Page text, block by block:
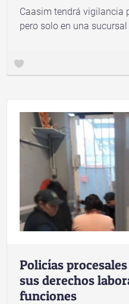
Caasim tendrá vigilancia
pero solo en una
Policías
sus derechos
funciones